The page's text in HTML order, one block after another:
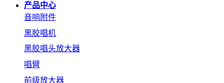
产品中心
音响附件
黑胶唱机
黑胶唱头放大器
唱臂
前级放大器